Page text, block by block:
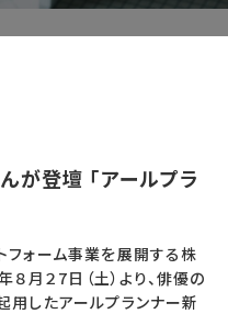
が登壇 「アールプラ
フォーム事業を展開する株
月２7日（土）より、俳優の
用したアールプランナー新